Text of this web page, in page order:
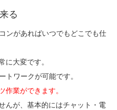
る
ンがあればいつでもどこでも仕
に大変です。
トワークが可能です。
作業ができます。
んが、基本的にはチャット・電